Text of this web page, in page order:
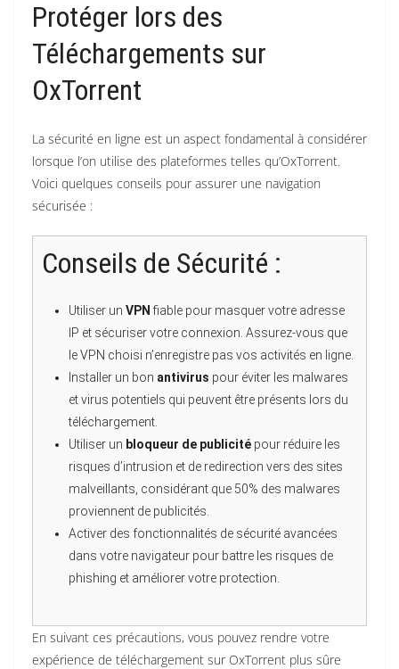
Protéger lors des
Téléchargements sur
OxTorrent
La sécurité en ligne est un aspect fondamental à considérer
lorsque l’on utilise des plateformes telles qu’OxTorrent.
Voici quelques conseils pour assurer une navigation
sécurisée :
Conseils de Sécurité :
Utiliser un VPN fiable pour masquer votre adresse
IP et sécuriser votre connexion. Assurez-vous que
le VPN choisi n’enregistre pas vos activités en ligne.
Installer un bon antivirus pour éviter les malwares
et virus potentiels qui peuvent être présents lors du
téléchargement.
Utiliser un bloqueur de publicité pour réduire les
risques d’intrusion et de redirection vers des sites
malveillants, considérant que 50% des malwares
proviennent de publicités.
Activer des fonctionnalités de sécurité avancées
dans votre navigateur pour battre les risques de
phishing et améliorer votre protection.
En suivant ces précautions, vous pouvez rendre votre
expérience de téléchargement sur OxTorrent plus sûre